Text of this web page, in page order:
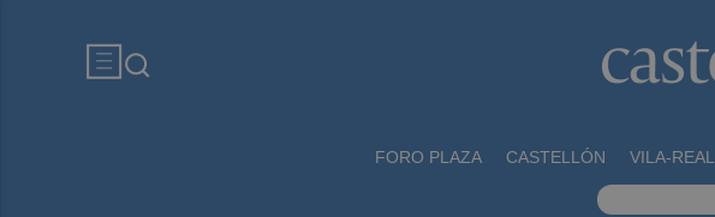
FORO PLAZA CASTELLÓN VILA-REAL